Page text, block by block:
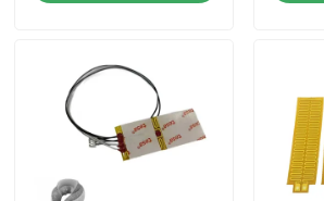
Weichfolie-Heizung
PU-Film-Heizung